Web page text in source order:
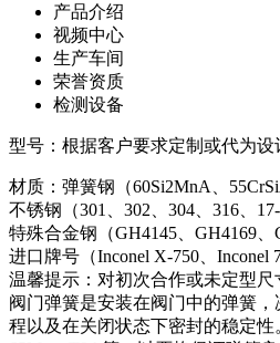
产品介绍
视频中心
生产车间
荣誉资质
检测设备
型号：根据客户要求定制或代为设
材质：弹簧钢（60Si2MnA、
不锈钢（301、302、304、316、17-
特殊合金钢（GH4145、GH4169、
进口牌号（Inconel X-750、Inconel
温馨提示：对初次合作或未定型
阀门弹簧是安装在阀门中的弹簧
程以及在关闭状态下密封的稳定